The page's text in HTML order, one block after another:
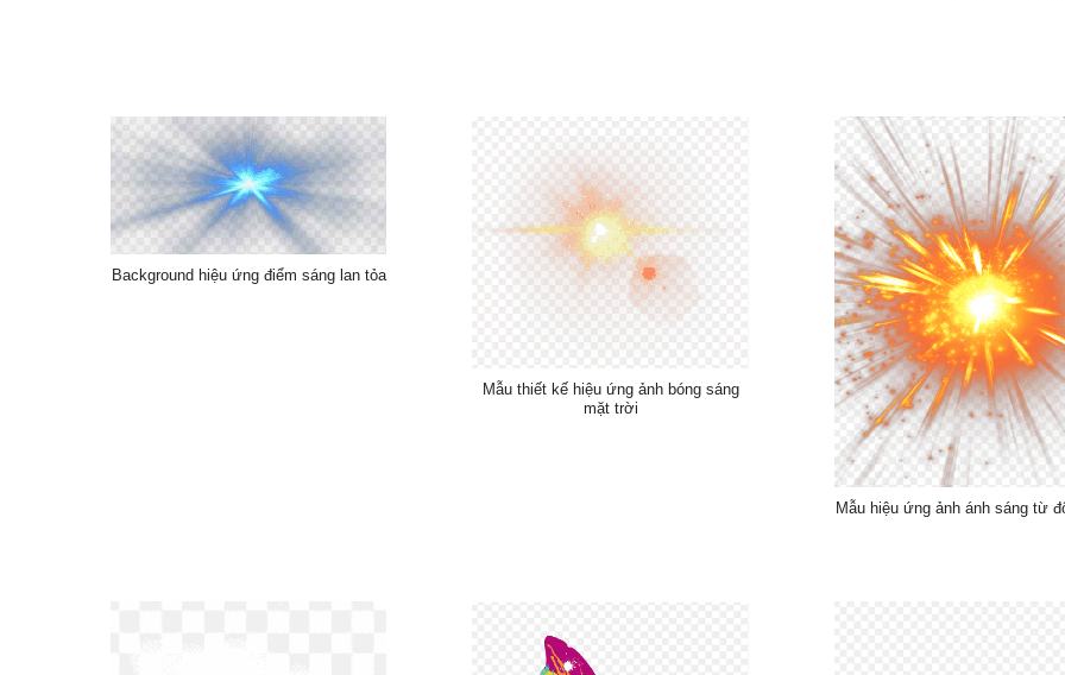
Background hiệu ứng điểm sáng lan tỏa
Mẫu thiết kế hiệu ứng ảnh bóng sáng
mặt trời
Mẫu hiệu ứng ảnh ánh sáng từ